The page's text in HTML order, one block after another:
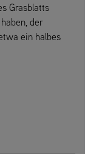
Grasblatts
der
ein halbes